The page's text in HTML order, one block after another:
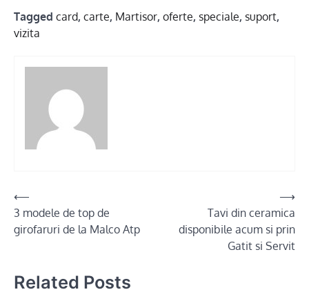
Tagged card, carte, Martisor, oferte, speciale, suport,
vizita
Post
navigation
⟵
3 modele de top de
girofaruri de la Malco Atp
Tavi din ceramica
disponibile acum si prin
Gatit si Servit
⟶
Related Posts